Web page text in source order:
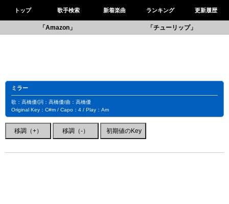
トップ 歌手検索 新着楽曲 ランキング 更新履歴
「Amazon」 「チューリップ」
ミラー
歌：高橋優/詞：高橋優/曲：高橋優
Original Key：C#m / Capo：4 / Play：Am